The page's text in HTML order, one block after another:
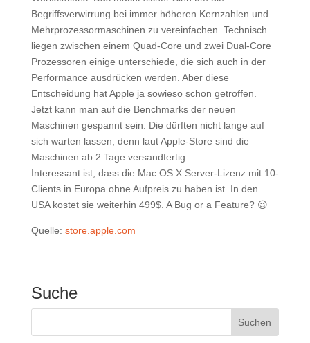
Begriffsverwirrung bei immer höheren Kernzahlen und
Mehrprozessormaschinen zu vereinfachen. Technisch
liegen zwischen einem Quad-Core und zwei Dual-Core
Prozessoren einige unterschiede, die sich auch in der
Performance ausdrücken werden. Aber diese
Entscheidung hat Apple ja sowieso schon getroffen.
Jetzt kann man auf die Benchmarks der neuen
Maschinen gespannt sein. Die dürften nicht lange auf
sich warten lassen, denn laut Apple-Store sind die
Maschinen ab 2 Tage versandfertig.
Interessant ist, dass die Mac OS X Server-Lizenz mit 10-
Clients in Europa ohne Aufpreis zu haben ist. In den
USA kostet sie weiterhin 499$. A Bug or a Feature? 😉
Quelle: store.apple.com
Suche